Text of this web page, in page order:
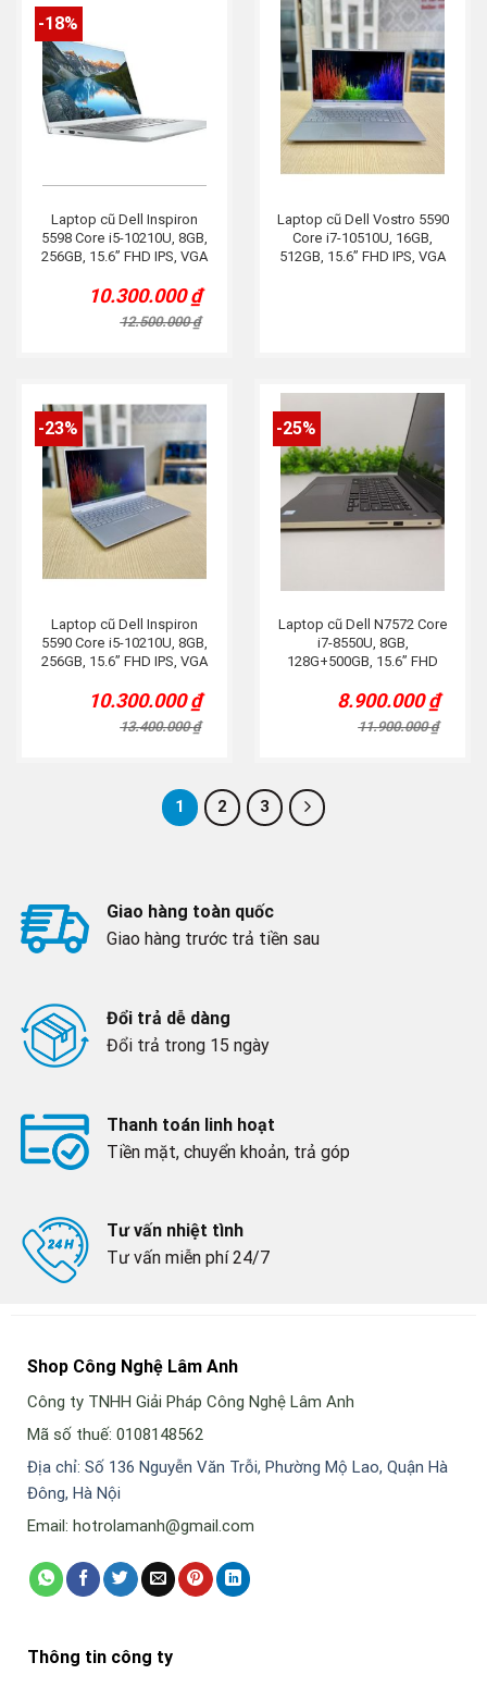
-18%
Laptop cũ Dell Inspiron
5598 Core i5-10210U, 8GB,
256GB, 15.6” FHD IPS, VGA
12.500.000₫
Original
price
was:
10.300.000₫
Current
price
is:
Laptop cũ Dell Vostro 5590
Core i7-10510U, 16GB,
512GB, 15.6” FHD IPS, VGA
-23%
Laptop cũ Dell Inspiron
5590 Core i5-10210U, 8GB,
256GB, 15.6” FHD IPS, VGA
13.400.000₫
Original
price
was:
10.300.000₫
Current
price
is:
-25%
Laptop cũ Dell N7572 Core
i7-8550U, 8GB,
128G+500GB, 15.6” FHD
11.900.000₫
Original
price
was:
8.900.000₫
Current
price
is:
1 2 3
Giao hàng toàn quốc
Giao hàng trước trả tiền sau
Đổi trả dễ dàng
Đổi trả trong 15 ngày
Thanh toán linh hoạt
Tiền mặt, chuyển khoản, trả góp
Tư vấn nhiệt tình
Tư vấn miễn phí 24/7
Shop Công Nghệ Lâm Anh
Công ty TNHH Giải Pháp Công Nghệ Lâm Anh
Mã số thuế: 0108148562
Địa chỉ: Số 136 Nguyễn Văn Trỗi, Phường Mộ Lao, Quận Hà
Đông, Hà Nội
Email: hotrolamanh@gmail.com
Thông tin công ty